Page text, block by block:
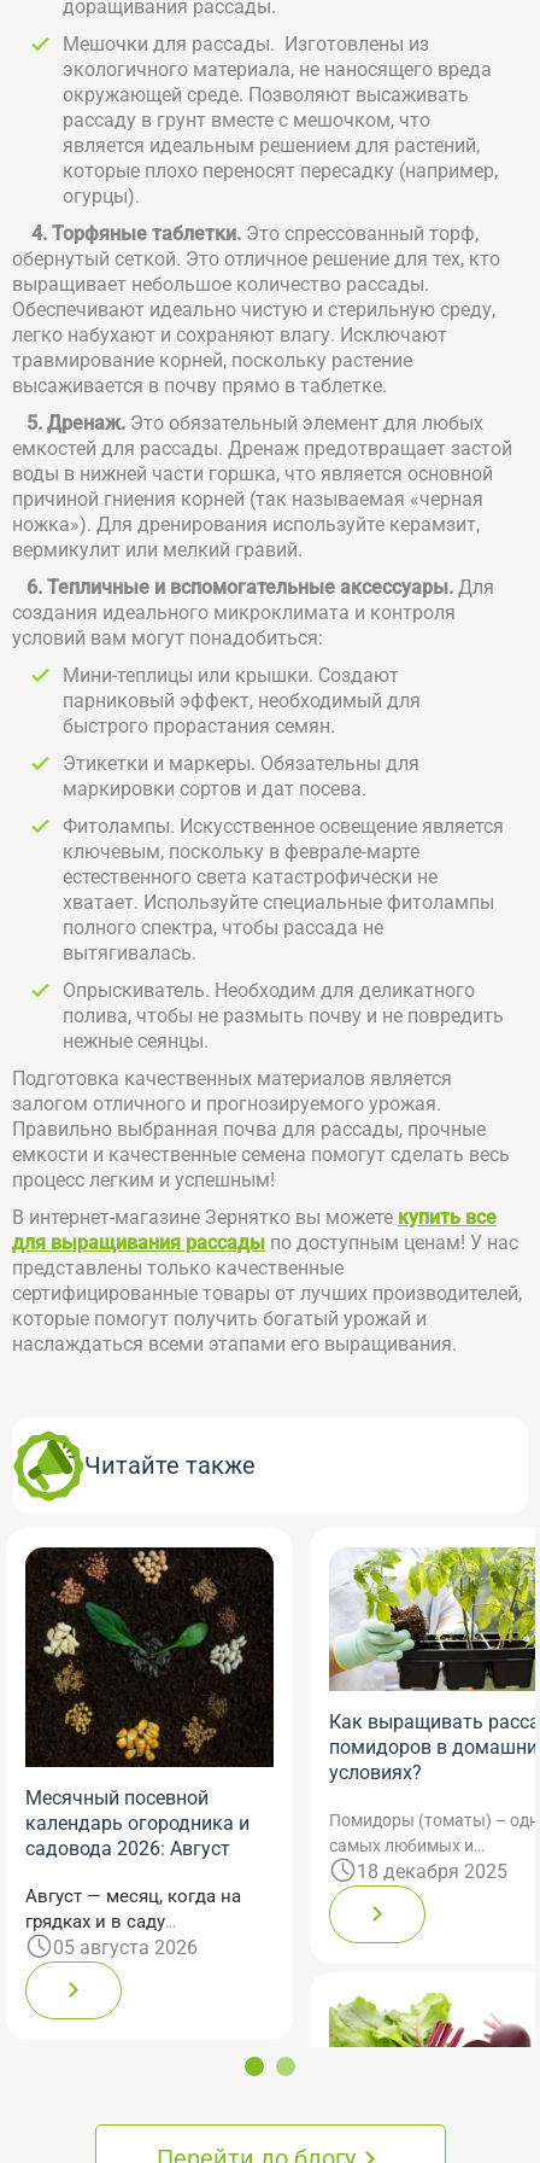
доращивания рассады.
Мешочки для рассады. Изготовлены из
экологичного материала, не наносящего вреда
окружающей среде. Позволяют высаживать
рассаду в грунт вместе с мешочком, что
является идеальным решением для растений,
которые плохо переносят пересадку (например,
огурцы).
4. Торфяные таблетки. Это спрессованный торф,
обернутый сеткой. Это отличное решение для тех, кто
выращивает небольшое количество рассады.
Обеспечивают идеально чистую и стерильную среду,
легко набухают и сохраняют влагу. Исключают
травмирование корней, поскольку растение
высаживается в почву прямо в таблетке.
5. Дренаж. Это обязательный элемент для любых
емкостей для рассады. Дренаж предотвращает застой
воды в нижней части горшка, что является основной
причиной гниения корней (так называемая «черная
ножка»). Для дренирования используйте керамзит,
вермикулит или мелкий гравий.
6. Тепличные и вспомогательные аксессуары. Для
создания идеального микроклимата и контроля
условий вам могут понадобиться:
Мини-теплицы или крышки. Создают
парниковый эффект, необходимый для
быстрого прорастания семян.
Этикетки и маркеры. Обязательны для
маркировки сортов и дат посева.
Фитолампы. Искусственное освещение является
ключевым, поскольку в феврале-марте
естественного света катастрофически не
хватает. Используйте специальные фитолампы
полного спектра, чтобы рассада не
вытягивалась.
Опрыскиватель. Необходим для деликатного
полива, чтобы не размыть почву и не повредить
нежные сеянцы.
Подготовка качественных материалов является
залогом отличного и прогнозируемого урожая.
Правильно выбранная почва для рассады, прочные
емкости и качественные семена помогут сделать весь
процесс легким и успешным!
В интернет-магазине Зернятко вы можете купить все
для выращивания рассады по доступным ценам! У нас
представлены только качественные
сертифицированные товары от лучших производителей,
которые помогут получить богатый урожай и
наслаждаться всеми этапами его выращивания.
Читайте также
Месячный посевной
календарь огородника и
садовода 2026: Август
Август — месяц, когда на
грядках и в саду
традиционно собирают
урожай. Но работы от этого
не убавляется: садоводы и
огородники не только
весеннего сезона. Поэтому
посевной календарь на
05 августа 2026
Как выращивать
помидоров в
условиях?
Помидоры (томаты) –
самых любимых и
распространенных
наших грядках. Однако
климатические условия
Украины, особенно в
позволяют сеять
теплолюбивые томаты
непосредственно в
18 декабря 2025